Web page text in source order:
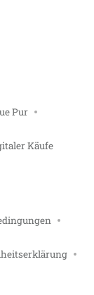
Pur
Käufe